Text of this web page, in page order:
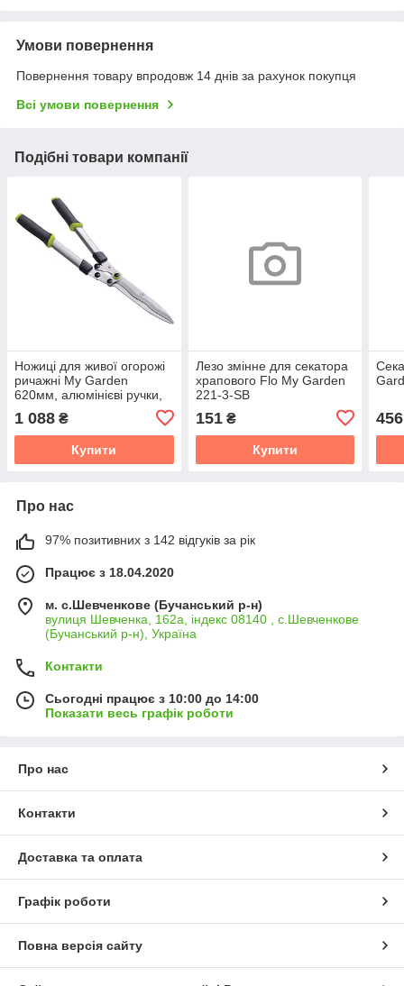
Умови повернення
Повернення товару впродовж 14 днів за рахунок покупця
Всі умови повернення
Подібні товари компанії
Ножиці для живої огорожі
ричажні My Garden
620мм, алюмінієві ручки,
1 088 ₴
Купити
Лезо змінне для секатора
храпового Flo My Garden
221-3-SB
151₴
Купити
456
Про нас
97% позитивних з 142 відгуків за рік
Працює з 18.04.2020
м. с.Шевченкове (Бучанський р-н)
вулиця Шевченка, 162а, індекс 08140 , с.Шевченкове
(Бучанський р-н), Україна
Контакти
Сьогодні працює з 10:00 до 14:00
Показати весь графік роботи
Про нас
Контакти
Доставка та оплата
Графік роботи
Повна версія сайту